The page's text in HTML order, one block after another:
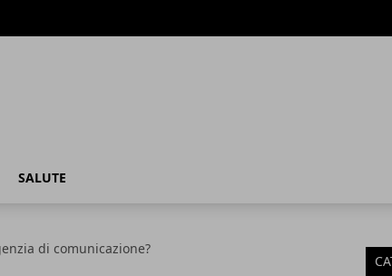
SALUTE
di comunicazione?